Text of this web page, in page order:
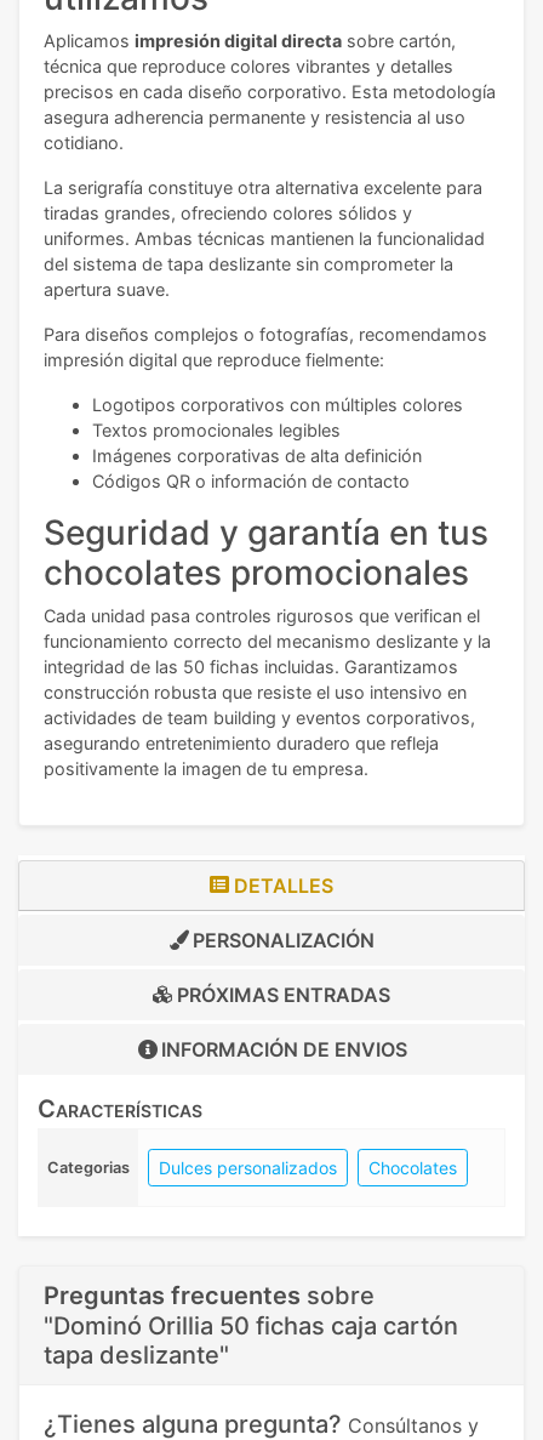
Aplicamos impresión digital directa sobre cartón,
técnica que reproduce colores vibrantes y detalles
precisos en cada diseño corporativo. Esta metodología
asegura adherencia permanente y resistencia al uso
cotidiano.
La serigrafía constituye otra alternativa excelente para
tiradas grandes, ofreciendo colores sólidos y
uniformes. Ambas técnicas mantienen la funcionalidad
del sistema de tapa deslizante sin comprometer la
apertura suave.
Para diseños complejos o fotografías, recomendamos
impresión digital que reproduce fielmente:
Logotipos corporativos con múltiples colores
Textos promocionales legibles
Imágenes corporativas de alta definición
Códigos QR o información de contacto
Seguridad y garantía en tus
chocolates promocionales
Cada unidad pasa controles rigurosos que verifican el
funcionamiento correcto del mecanismo deslizante y la
integridad de las 50 fichas incluidas. Garantizamos
construcción robusta que resiste el uso intensivo en
actividades de team building y eventos corporativos,
asegurando entretenimiento duradero que refleja
positivamente la imagen de tu empresa.
DETALLES
PERSONALIZACIÓN
PRÓXIMAS ENTRADAS
INFORMACIÓN DE ENVIOS
Características
Categorias Dulces personalizados Chocolates
Preguntas frecuentes sobre
"Dominó Orillia 50 fichas caja cartón
tapa deslizante"
¿Tienes alguna pregunta? Consúltanos y